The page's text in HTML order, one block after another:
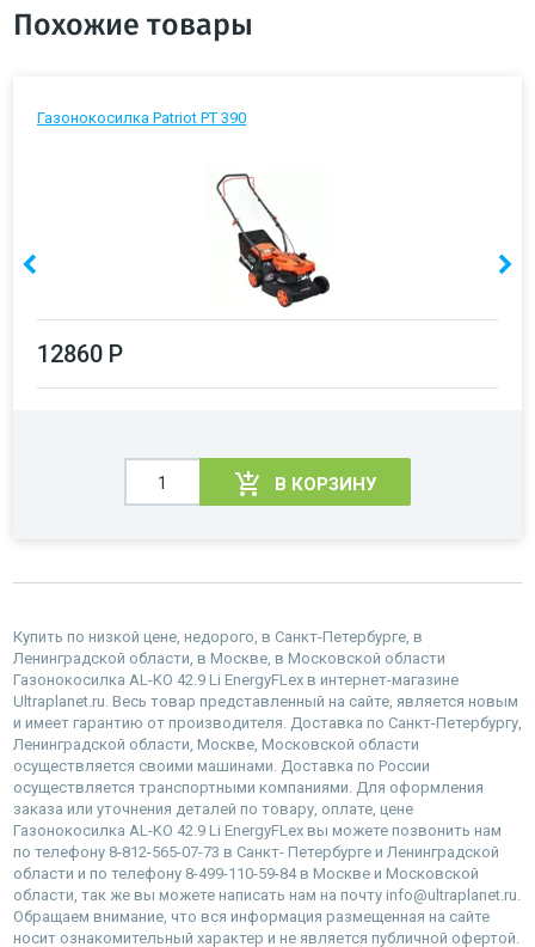
Похожие товары
Газонокосилка Patriot PT 390
12860 Р
В КОРЗИНУ
Купить по низкой цене, недорого, в Санкт-Петербурге, в
Ленинградской области, в Москве, в Московской области
Газонокосилка AL-KO 42.9 Li EnergyFLex в интернет-магазине
Ultraplanet.ru. Весь товар представленный на сайте, является новым
и имеет гарантию от производителя. Доставка по Санкт-Петербургу,
Ленинградской области, Москве, Московской области
осуществляется своими машинами. Доставка по России
осуществляется транспортными компаниями. Для оформления
заказа или уточнения деталей по товару, оплате, цене
Газонокосилка AL-KO 42.9 Li EnergyFLex вы можете позвонить нам
по телефону 8-812-565-07-73 в Санкт- Петербурге и Ленинградской
области и по телефону 8-499-110-59-84 в Москве и Московской
области, так же вы можете написать нам на почту info@ultraplanet.ru.
Обращаем внимание, что вся информация размещенная на сайте
носит ознакомительный характер и не является публичной офертой.